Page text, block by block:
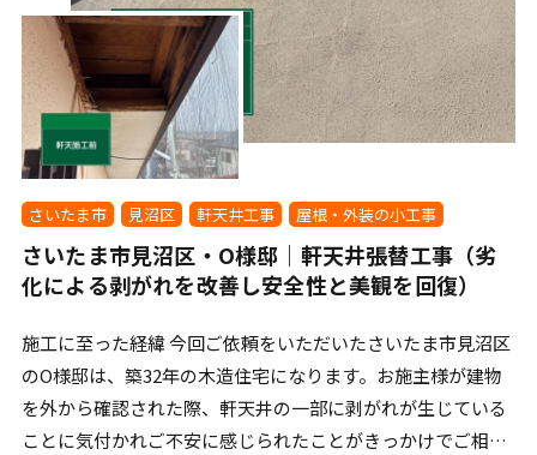
さいたま市 見沼区 軒天井工事 屋根・外装の小工事
さいたま市見沼区・O様邸｜軒天井張替工事（劣
化による剥がれを改善し安全性と美観を回復）
施工に至った経緯 今回ご依頼をいただいたさいたま市見沼区
のO様邸は、築32年の木造住宅になります。お施主様が建物
を外から確認された際、軒天井の一部に剥がれが生じている
ことに気付かれご不安に感じられたことがきっかけでご相談